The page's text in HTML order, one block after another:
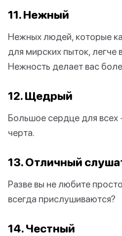
11. Нежный
Нежных людей, которые
для мирских пыток, легче
Нежность делает вас
12. Щедрый
Большое сердце для всех
черта.
13. Отличный
Разве вы не любите
всегда прислушиваются?
14. Честный